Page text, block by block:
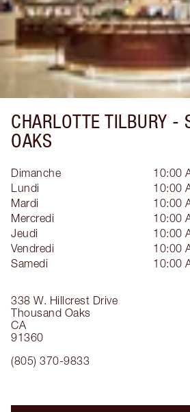
CHARLOTTE TILBURY -
OAKS
338 W. Hillcrest Drive
Thousand Oaks
CA
91360
(805) 370-9833
Dimanche
10:00
Lundi
10:00
Mardi
10:00
Mercredi
10:00
Jeudi
10:00
Vendredi
10:00
Samedi
10:00